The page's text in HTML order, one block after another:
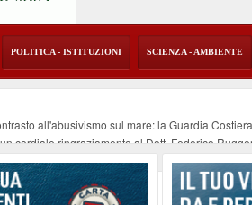
POLITICA - ISTITUZIONI SCIENZA - AMBIENTE
all'abusivismo sul mare: la Guardia
cordiale ringraziamento al Dott. Federico
all'Elba: riaffiora una testimonianza
dei bordi stradali -07-08-2026
interessati dal nuovo piano dell'Autorità